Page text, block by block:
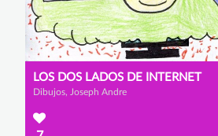
LOS DOS LADOS DE INTERNET
Dibujos, Joseph Andre